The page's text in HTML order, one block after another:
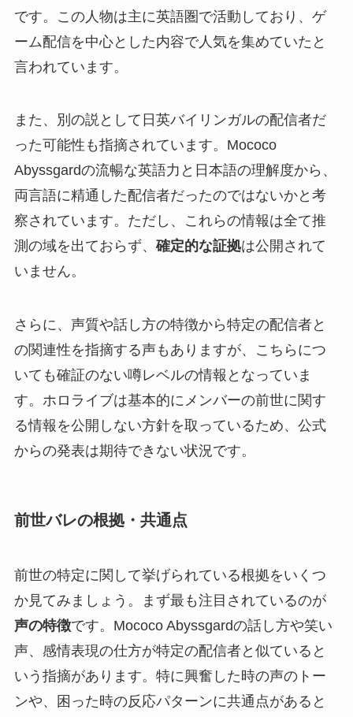
です。この人物は主に英語圏で活動しており、ゲ
ーム配信を中心とした内容で人気を集めていたと
言われています。
また、別の説として日英バイリンガルの配信者だ
った可能性も指摘されています。Mococo
Abyssgardの流暢な英語力と日本語の理解度から、
両言語に精通した配信者だったのではないかと考
察されています。ただし、これらの情報は全て推
測の域を出ておらず、 確定的な証拠は公開されて
いません。
さらに、声質や話し方の特徴から特定の配信者と
の関連性を指摘する声もありますが、こちらにつ
いても確証のない噂レベルの情報となっていま
す。ホロライブは基本的にメンバーの前世に関す
る情報を公開しない方針を取っているため、公式
からの発表は期待できない状況です。
前世バレの根拠・共通点
前世の特定に関して挙げられている根拠をいくつ
か見てみましょう。まず最も注目されているのが
声の特徴です。Mococo Abyssgardの話し方や笑い
声、感情表現の仕方が特定の配信者と似ていると
いう指摘があります。特に興奮した時の声のトー
ンや、困った時の反応パターンに共通点があると